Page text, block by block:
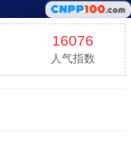
16076
人气指数